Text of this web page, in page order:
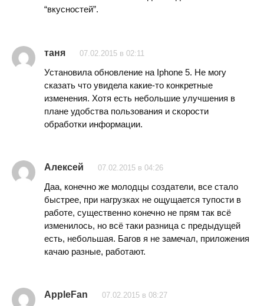
“вкусностей”.
таня 07.02.2015 в 02:11
Установила обновление на Iphone 5. Не могу
сказать что увидела какие-то конкретные
изменения. Хотя есть небольшие улучшения в
плане удобства пользования и скорости
обработки информации.
Алексей 07.02.2015 в 04:26
Даа, конечно же молодцы создатели, все стало
быстрее, при нагрузках не ощущается тупости в
работе, существенно конечно не прям так всё
изменилось, но всё таки разница с предыдущей
есть, небольшая. Багов я не замечал, приложения
качаю разные, работают.
AppleFan 07.02.2015 в 08:27